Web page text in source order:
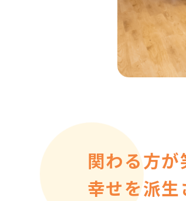
関わる方が
幸せを派生